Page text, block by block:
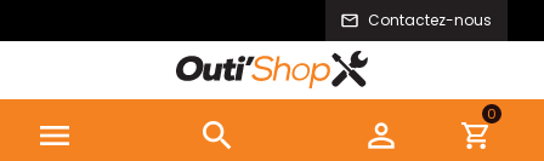
Contactez-nous
  
0